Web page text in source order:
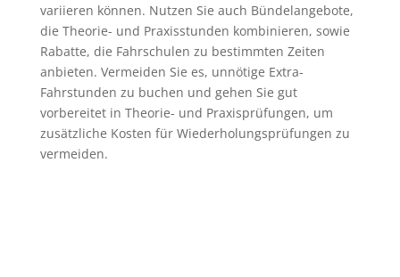
variieren können. Nutzen Sie auch Bündelangebote,
die Theorie- und Praxisstunden kombinieren, sowie
Rabatte, die Fahrschulen zu bestimmten Zeiten
anbieten. Vermeiden Sie es, unnötige Extra-
Fahrstunden zu buchen und gehen Sie gut
vorbereitet in Theorie- und Praxisprüfungen, um
zusätzliche Kosten für Wiederholungsprüfungen zu
vermeiden.